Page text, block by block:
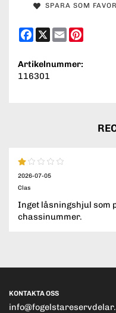
SPARA SOM
Facebook
X Email
Artikelnummer:
116301
2026-07-05
Clas
Inget låsningshjul som
chassinummer.
KONTAKTA OSS